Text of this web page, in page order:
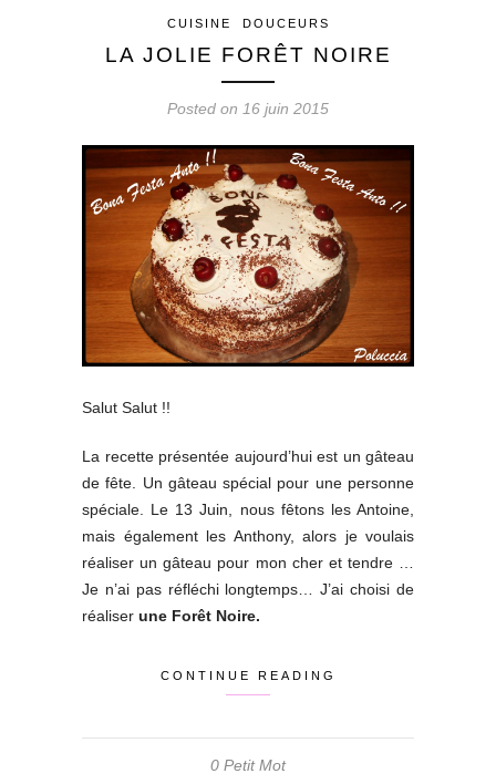
CUISINE DOUCEURS
LA JOLIE FORÊT NOIRE
Posted on 16 juin 2015
Salut Salut !!
La recette présentée aujourd’hui est un gâteau
de fête. Un gâteau spécial pour une personne
spéciale. Le 13 Juin, nous fêtons les Antoine,
mais également les Anthony, alors je voulais
réaliser un gâteau pour mon cher et tendre …
Je n’ai pas réfléchi longtemps… J’ai choisi de
réaliser une Forêt Noire.
CONTINUE READING
0 Petit Mot